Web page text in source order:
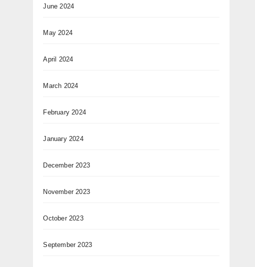
June 2024
May 2024
April 2024
March 2024
February 2024
January 2024
December 2023
November 2023
October 2023
September 2023